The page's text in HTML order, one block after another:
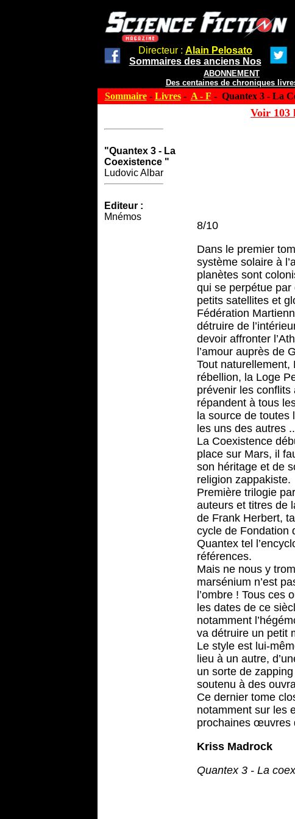
Directeur : Alain Pelosato
Sommaires des anciens Nos
ABONNEMENT
Des centaines de chroniques
Sommaire- Livres- A - F - Quantex 3 - La
Voir 103
"Quantex 3 - La
Coexistence "
Ludovic Albar
Editeur :
Mnémos
8/10
Dans le premier
système solaire à
planètes sont
qui se perpétue par
petits satellites et
Fédération
détruire de
devoir affronter
l’amour auprès de
Tout
rébellion, la Loge
prévenir les conflits
répandent à tous
la source de
les uns des autres
La Coexistence
place sur Mars, il
son héritage et de
religion zappakiste.
Première trilogie
auteurs et titres de
de Frank Herbert,
cycle de Fondation
Quantex tel
références.
Mais ne nous y
marsénium n’est
l’ombre ! Tous
les dates de ce
notamment
va détruire un petit
Le style est lui-
lieu à un autre,
un sorte de
soutenu à des
Ce dernier tome
notamment sur les
prochaines œuvres
Kriss Madrock
Quantex 3 - La